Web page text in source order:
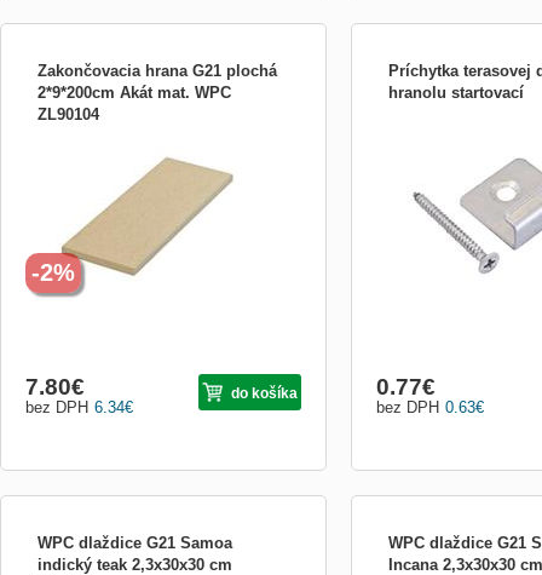
Zakončovacia hrana G21 plochá
2*9*200cm Akát mat. WPC
ZL90104
zakrytí pohledových hran položené terasy
či jiné podlahy. Tuto hranu je možné po
nahřátí tvarovat, je tak např. vhodná pro
montáž ke kruhovým bazénům. - spotřeba
individuální dle tvaru
6.34€
bez DPH
7.80€ do košíka
-2%
Príchytka terasovej
hranolu startovací
se používá na první a
prken. - používá se v
dojde ke křížení
terasovým prknem -
délky wpc prkna
0.63€
bez DPH
0.77€
WPC dlaždice G21 Samoa
indický teak 2,3x30x30 cm
WPC dlaždice G21
Incana 2,3x30x30